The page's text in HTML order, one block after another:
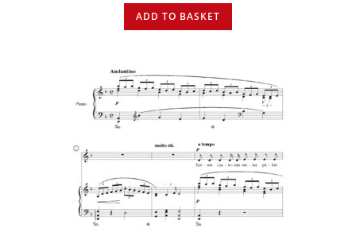
ADD TO BASKET